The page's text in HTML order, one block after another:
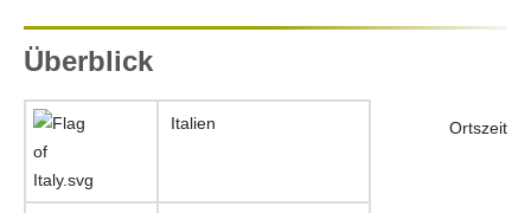
Überblick
Ortszeit
Italien